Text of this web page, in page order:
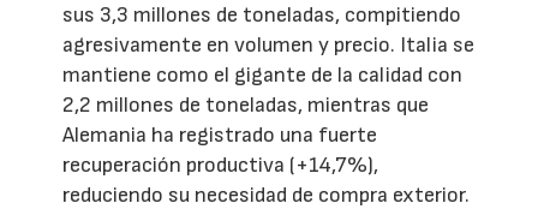
sus 3,3 millones de toneladas, compitiendo
agresivamente en volumen y precio. Italia se
mantiene como el gigante de la calidad con
2,2 millones de toneladas, mientras que
Alemania ha registrado una fuerte
recuperación productiva (+14,7%),
reduciendo su necesidad de compra exterior.